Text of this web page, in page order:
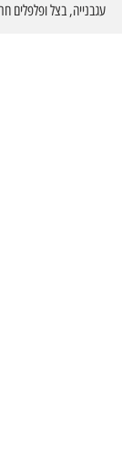
עגבנייה, בצל ופלפלים